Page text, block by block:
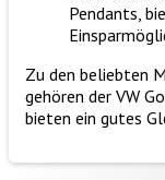
Pendants,
Zu den beliebten
gehören der VW
bieten ein gutes